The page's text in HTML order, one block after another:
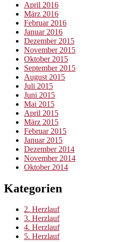
April 2016
März 2016
Februar 2016
Januar 2016
Dezember 2015
November 2015
Oktober 2015
September 2015
August 2015
Juli 2015
Juni 2015
Mai 2015
April 2015
März 2015
Februar 2015
Januar 2015
Dezember 2014
November 2014
Oktober 2014
Kategorien
2. Herzlauf
3. Herzlauf
4. Herzlauf
5. Herzlauf